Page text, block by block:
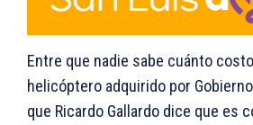
Entre que nadie sabe cuánto
helicóptero adquirido por
que Ricardo Gallardo dice que es